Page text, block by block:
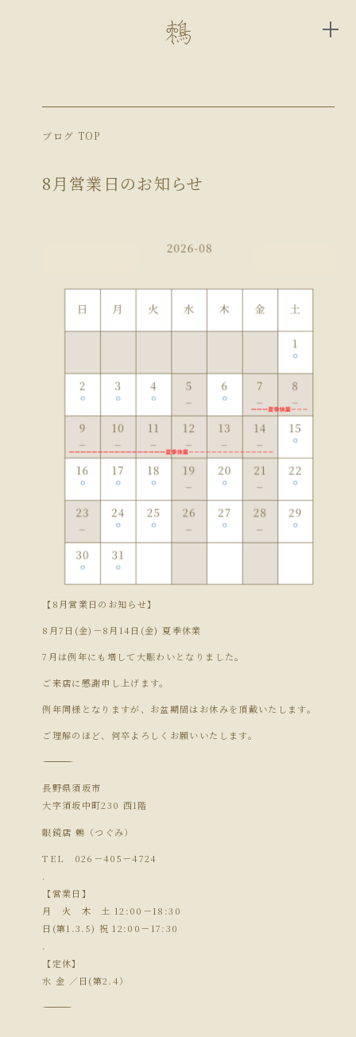
ブログ TOP
8月営業日のお知らせ
【8月営業日のお知らせ】
8月7日(金)－8月14日(金) 夏季休業
7月は例年にも増して大賑わいとなりました。
ご来店に感謝申し上げます。
例年同様となりますが、お盆期間はお休みを頂戴いたします。
ご理解のほど、何卒よろしくお願いいたします。
―――――――――――――――
長野県須坂市
大字須坂中町230 西1階
眼鏡店 鶫（つぐみ）
TEL 026－405－4724
.
【営業日】
月 火 木 土 12:00－18:30
日(第1.3.5) 祝 12:00－17:30
.
【定休】
水 金 ／日(第2.4）
―――――――――――――